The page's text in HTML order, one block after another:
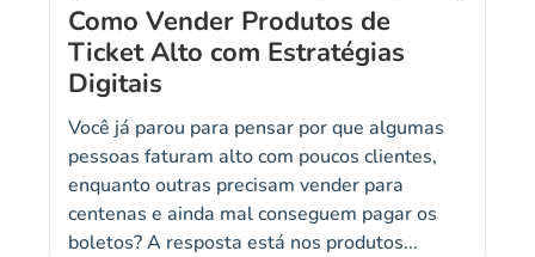
Como Vender Produtos de
Ticket Alto com Estratégias
Digitais
Você já parou para pensar por que algumas
pessoas faturam alto com poucos clientes,
enquanto outras precisam vender para
centenas e ainda mal conseguem pagar os
boletos? A resposta está nos produtos...